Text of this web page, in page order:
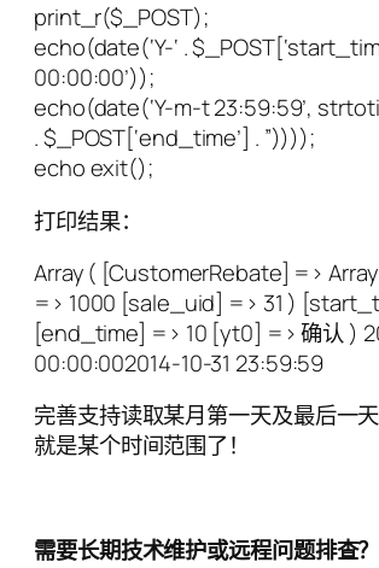
print_r($_POST);
echo(date(‘Y-‘ .
00:00:00’));
echo(date(‘Y-m-t 23:59:59’,
. $_POST[‘end_time’] . ”))));
echo exit();
打印结果：
Array ( [CustomerRebate] =>
=> 1000 [sale_uid] => 31 )
[end_time] => 10 [yt0] => 确认 )
00:00:002014-10-31 23:59:59
完善支持读取某月第一天及最后一
就是某个时间范围了！
需要长期技术维护或远程问题排查？